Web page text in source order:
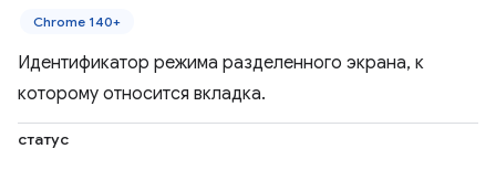
Chrome 140+
Идентификатор режима разделенного экрана, к
которому относится вкладка.
статус